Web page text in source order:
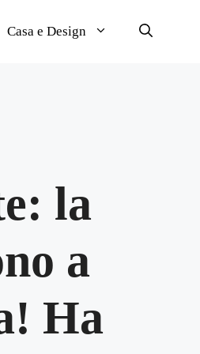
Casa e Design
la
a
Ha